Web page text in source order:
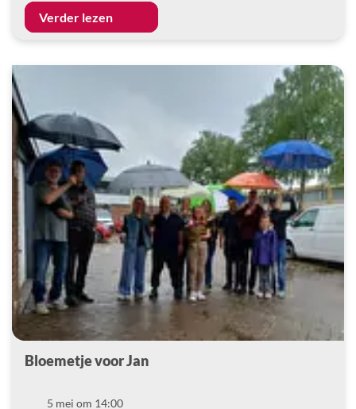
Verder lezen
Bloemetje voor Jan
Datum5 mei om 14:00